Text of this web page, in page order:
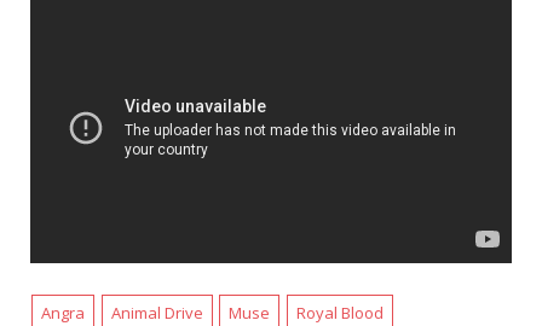
Angra Animal Drive Muse
Royal Blood